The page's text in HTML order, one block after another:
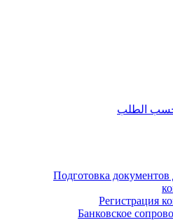
الطلب
Подготовка документов
Регистрация
Банковское